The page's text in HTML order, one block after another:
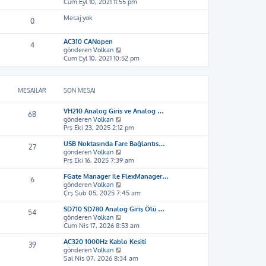
l
e
ü
n
ı
g
ü
ü
e
n
s
ı
g
ö
n
t
l
e
Cum Eyl 10, 2021 11:55 pm
0 Mesaj yok
4
AC310 CANopen
gönderen Volkan
o
n
m
ı
g
ö
r
n
ü
e
Cum Eyl 10, 2021 10:52 pm
MESAJLAR SON MESAJ
68
VH210 Analog Giriş ve Analog …
gönderen Volkan
o
n
m
s
a
j
g
ö
r
n
t
ü
e
Prş Eki 23, 2025 2:12 pm
27
USB Noktasında Fare Bağlantıs…
gönderen Volkan
o
n
m
s
a
j
g
ö
r
n
Prş Eki 16, 2025 7:39 am
6
FGate Manager ile FlexManager…
gönderen Volkan
o
n
m
s
a
j
g
Çrş Şub 05, 2025 7:45 am
54
SD710 SD780 Analog Giriş Ölü …
gönderen Volkan
o
n
m
s
Cum Nis 17, 2026 8:53 am
39
AC320 1000Hz Kablo Kesiti
gönderen Volkan
o
Sal Nis 07, 2026 8:34 am